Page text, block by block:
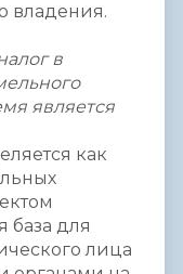
владения.
в
является
как
база для
лица